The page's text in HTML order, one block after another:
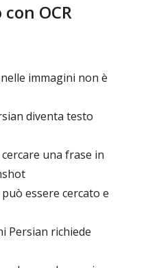
OCR
immagini non è
diventa testo
una frase in
essere cercato e
Persian richiede